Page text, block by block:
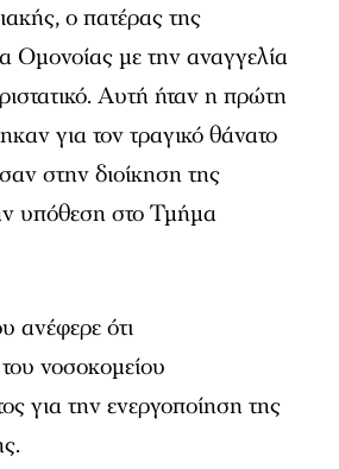
ο πατέρας της
Ομονοίας με την αναγγελία
Αυτή ήταν η πρώτη
για τον τραγικό θάνατο
στην διοίκηση της
υπόθεση στο Τμήμα
ανέφερε ότι
νοσοκομείου
για την ενεργοποίηση της